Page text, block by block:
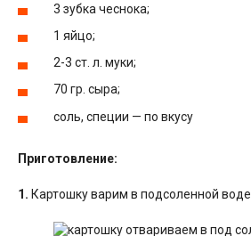
3 зубка чеснока;
1 яйцо;
2-3 ст. л. муки;
70 гр. сыра;
соль, специи — по вкусу
Приготовление:
1. Картошку варим в подсоленной воде.